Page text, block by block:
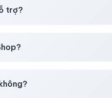
trợ?